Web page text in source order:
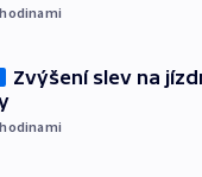
hodinami
Zvýšení slev na
hodinami